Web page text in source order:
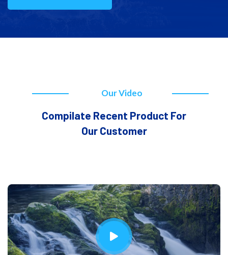
Our Video
Compilate Recent Product For
Our Customer